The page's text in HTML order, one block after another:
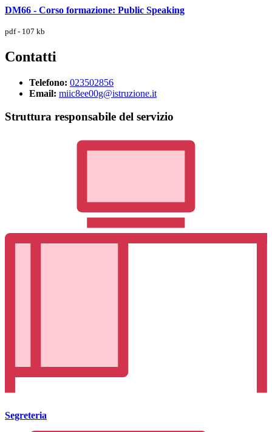
DM66 - Corso formazione: Public Speaking
pdf - 107 kb
Contatti
Telefono: 023502856
Email: miic8ee00g@istruzione.it
Struttura responsabile del servizio
Segreteria